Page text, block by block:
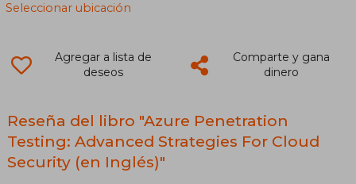
Seleccionar ubicación
Agregar a lista de
deseos
Comparte y gana
dinero
Reseña del libro "Azure Penetration
Testing: Advanced Strategies For Cloud
Security (en Inglés)"